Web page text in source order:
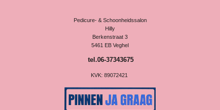
Pedicure- & Schoonheidssalon
Hilly
Berkenstraat 3
5461 EB Veghel
tel.06-37343675
KVK: 89072421